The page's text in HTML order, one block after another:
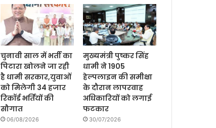
चुनावी साल में भर्ती का
पिटारा खोलने जा रही
है धामी सरकार,युवाओं
को मिलेगी 34 हजार
रिकॉर्ड भर्तियों की
सौगात
06/08/2026
मुख्यमंत्री पुष्कर सिंह
धामी ने 1905
हेल्पलाइन की समीक्षा
के दौरान लापरवाह
अधिकारियों को लगाई
फटकार
30/07/2026